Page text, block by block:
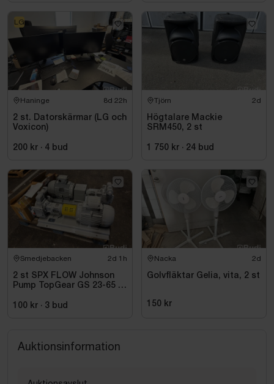
Haninge 8d 22h
2 st. Datorskärmar (LG och
Voxicon)
200 kr · 4 bud
LG
Tjörn 2d
Högtalare Mackie
SRM450, 2 st
1 750 kr · 24 bud
Smedjebacken 2d 1h
2 st SPX FLOW Johnson
Pump TopGear GS 23-65 |
100 kr · 3 bud
Nacka 2d
Golvfläktar Gelia, vita, 2 st
150 kr
Auktionsinformation